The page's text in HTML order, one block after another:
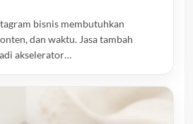
bisnis membutuhkan
dan waktu. Jasa tambah
akselerator…